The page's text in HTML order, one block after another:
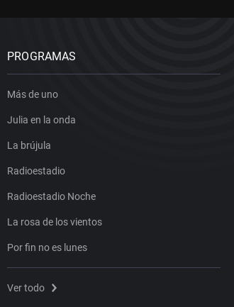
PROGRAMAS
Más de uno
Julia en la onda
La brújula
Radioestadio
Radioestadio Noche
La rosa de los vientos
Por fin no es lunes
Ver todo